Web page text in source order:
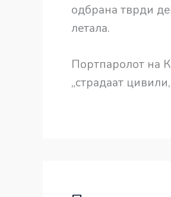
одбрана тврди
летала.
Портпаролот на
„страдаат